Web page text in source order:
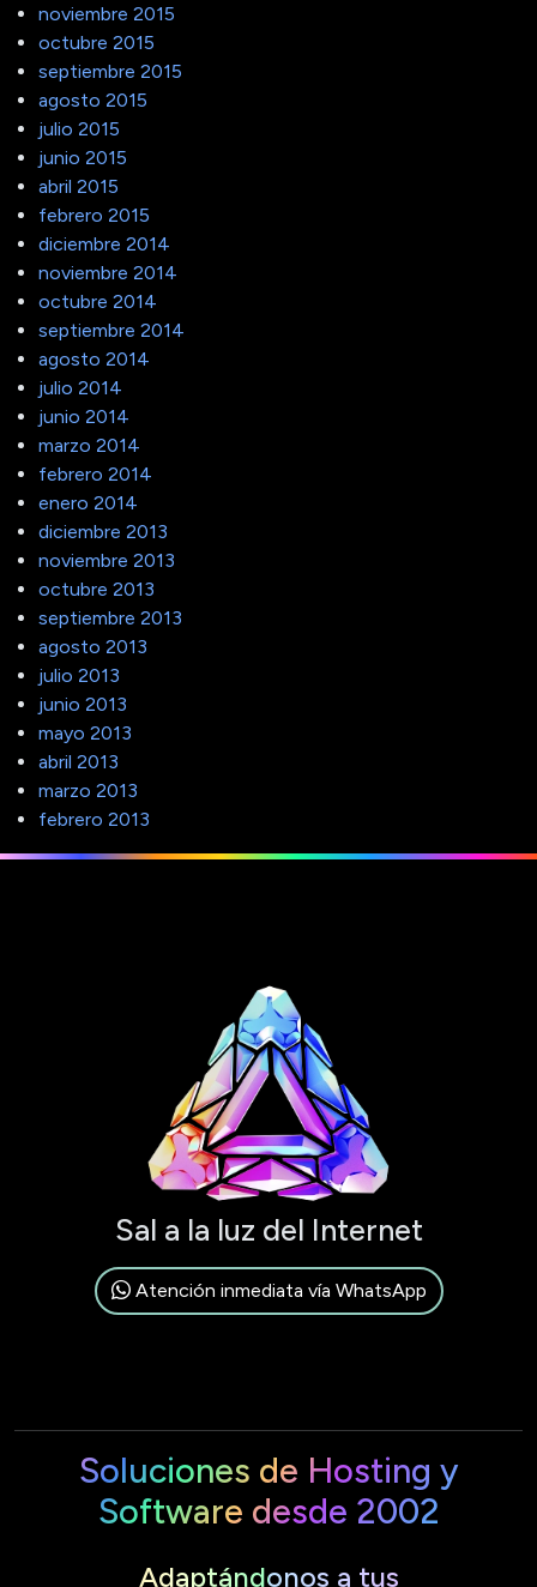
noviembre 2015
octubre 2015
septiembre 2015
agosto 2015
julio 2015
junio 2015
abril 2015
febrero 2015
diciembre 2014
noviembre 2014
octubre 2014
septiembre 2014
agosto 2014
julio 2014
junio 2014
marzo 2014
febrero 2014
enero 2014
diciembre 2013
noviembre 2013
octubre 2013
septiembre 2013
agosto 2013
julio 2013
junio 2013
mayo 2013
abril 2013
marzo 2013
febrero 2013
Sal a la luz del Internet
Atención inmediata vía WhatsApp
Soluciones de Hosting y
Software desde 2002
Adaptándonos a tus